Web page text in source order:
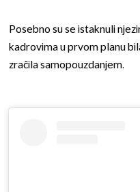
Posebno su se istaknuli
kadrovima u prvom planu
zračila samopouzdanjem.